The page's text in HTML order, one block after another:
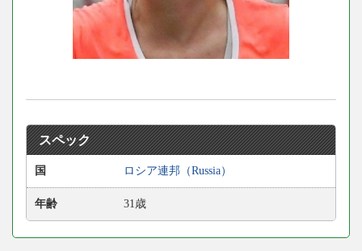
スペック
国 ロシア連邦（Russia）
年齢 31歳